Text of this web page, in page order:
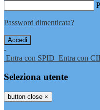
Password dimenticata?
-
Entra con SPID Entra con
Seleziona utente
button close ×